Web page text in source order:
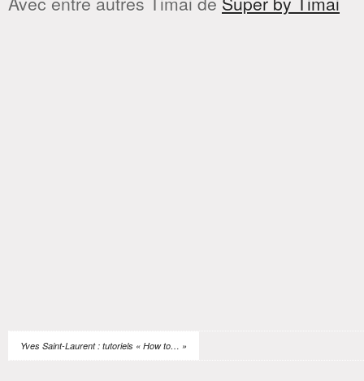
Yves Saint-Laurent : tutoriels « How to… »